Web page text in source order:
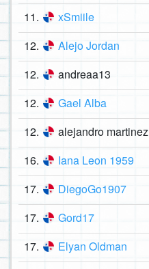
11. xSmiile
12. Alejo Jordan
12. andreaa13
12. Gael Alba
12. alejandro martinez
16. Iana Leon 1959
17. DiegoGo1907
17. Gord17
17. Elyan Oldman